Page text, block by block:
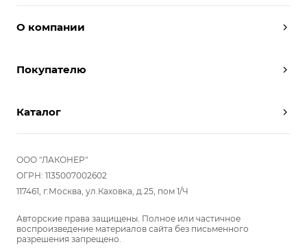
О компании
Условия работы
Отзывы
Вопрос-ответ
Покупателю
Вызвать дизайнера
Реализованные проекты
Комплектуем шкаф-купе
Каталог
Шкафы
Прихожие
Гостиные
Гардеробные
Детские
Кухни
ООО "ЛАКОНЕР"
ОГРН: 1135007002602
117461, г.Москва, ул.Каховка, д.25, пом 1/Ч
Авторские права защищены. Полное или частичное
воспроизведение материалов сайта без письменного
разрешения запрещено.